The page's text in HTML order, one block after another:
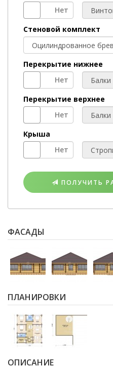
ТИП
Стеновой комплект
МАТЕРИАЛ
Перекрытие нижнее
НИЖНЕЕ
Перекрытие верхнее
ВЕРХНЕЕ
Крыша
КРЫША
ПОЛУЧИТЬ
ФАСАДЫ
ПЛАНИРОВКИ
ОПИСАНИЕ